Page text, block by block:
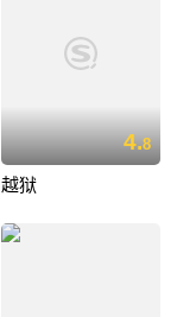
4.8
越狱